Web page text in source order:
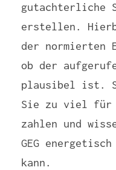
gutachterliche
erstellen.
der normierten
ob der
plausibel ist.
Sie zu viel für
zahlen und
GEG
kann.